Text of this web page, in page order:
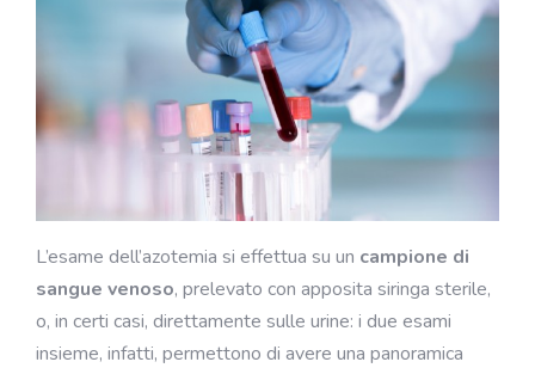
L’esame dell’azotemia si effettua su un campione di
sangue venoso, prelevato con apposita siringa sterile,
o, in certi casi, direttamente sulle urine: i due esami
insieme, infatti, permettono di avere una panoramica